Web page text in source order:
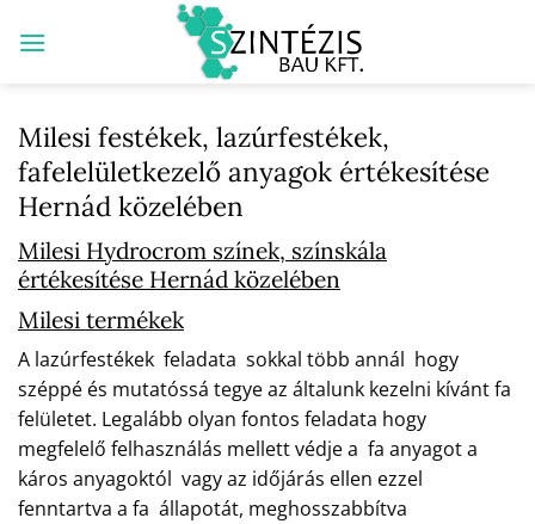
Milesi festékek, lazúrfestékek,
fafelelületkezelő anyagok értékesítése
Hernád közelében
Milesi Hydrocrom színek, színskála
értékesítése Hernád közelében
Milesi termékek
A lazúrfestékek feladata sokkal több annál hogy
széppé és mutatóssá tegye az általunk kezelni kívánt fa
felületet. Legalább olyan fontos feladata hogy
megfelelő felhasználás mellett védje a fa anyagot a
káros anyagoktól vagy az időjárás ellen ezzel
fenntartva a fa állapotát, meghosszabbítva